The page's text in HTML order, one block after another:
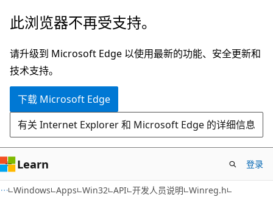
跳
主
要
内
此浏览器不再受支持。
请升级到 Microsoft Edge 以使用最新的功能、安全更新和
技术支持。
下载 Microsoft Edge
有关 Internet Explorer 和 Microsoft Edge 的详细信息
Learn 登录
Windows Apps Win32 API 开发人员说明 Winreg.h